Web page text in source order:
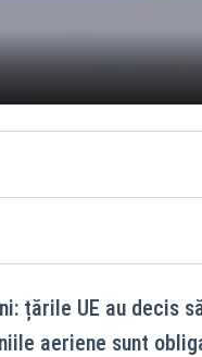
țările UE au decis
aeriene sunt